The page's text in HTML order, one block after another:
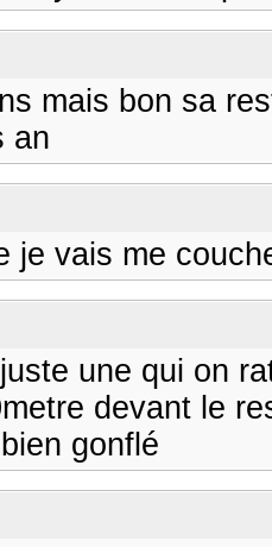
mais bon sa
an
je vais me
une qui on
devant le
gonflé